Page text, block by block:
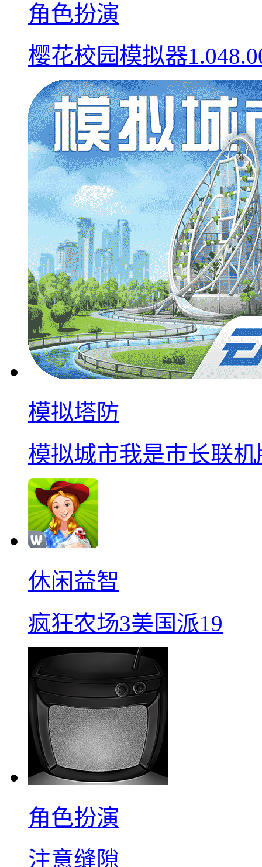
角色扮演
樱花校园模拟器
模拟塔防
模拟城市我是巿长联机
休闲益智
疯狂农场3美国派19
角色扮演
注意缝隙